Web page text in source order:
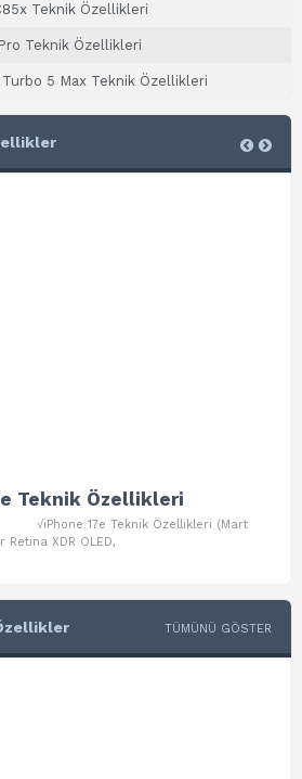
Teknik Özellikleri
Teknik Özellikleri
5 Max Teknik Özellikleri
Teknik Özellikleri
√iPhone 17e Teknik Özellikleri (Mart
XDR OLED,
TÜMÜNÜ GÖSTER